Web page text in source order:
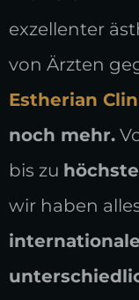
exzellenter
von Ärzten
Estherian
noch mehr.
bis zu
wir haben